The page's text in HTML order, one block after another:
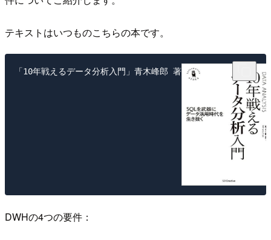
テキストはいつものこちらの本です。
DWHの4つの要件：